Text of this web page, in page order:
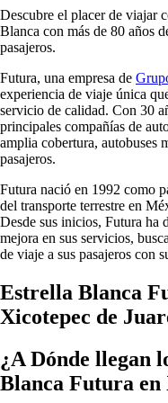
Descubre el placer de viajar
Blanca con más de 80 años
pasajeros.
Futura, una empresa de
experiencia de viaje única
servicio de calidad. Con 30
principales compañías de
amplia cobertura, autobuses
pasajeros.
Futura nació en 1992 como
del transporte terrestre en
Desde sus inicios, Futura ha
mejora en sus servicios,
de viaje a sus pasajeros con
Estrella Blanca
Xicotepec de
¿A Dónde llegan
Blanca Futura en